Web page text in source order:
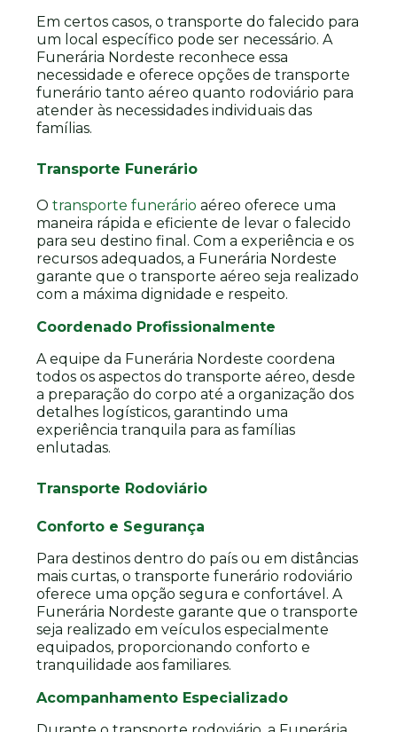
Em certos casos, o transporte do falecido para
um local específico pode ser necessário. A
Funerária Nordeste reconhece essa
necessidade e oferece opções de transporte
funerário tanto aéreo quanto rodoviário para
atender às necessidades individuais das
famílias.
Transporte Funerário
O transporte funerário aéreo oferece uma
maneira rápida e eficiente de levar o falecido
para seu destino final. Com a experiência e os
recursos adequados, a Funerária Nordeste
garante que o transporte aéreo seja realizado
com a máxima dignidade e respeito.
Coordenado Profissionalmente
A equipe da Funerária Nordeste coordena
todos os aspectos do transporte aéreo, desde
a preparação do corpo até a organização dos
detalhes logísticos, garantindo uma
experiência tranquila para as famílias
enlutadas.
Transporte Rodoviário
Conforto e Segurança
Para destinos dentro do país ou em distâncias
mais curtas, o transporte funerário rodoviário
oferece uma opção segura e confortável. A
Funerária Nordeste garante que o transporte
seja realizado em veículos especialmente
equipados, proporcionando conforto e
tranquilidade aos familiares.
Acompanhamento Especializado